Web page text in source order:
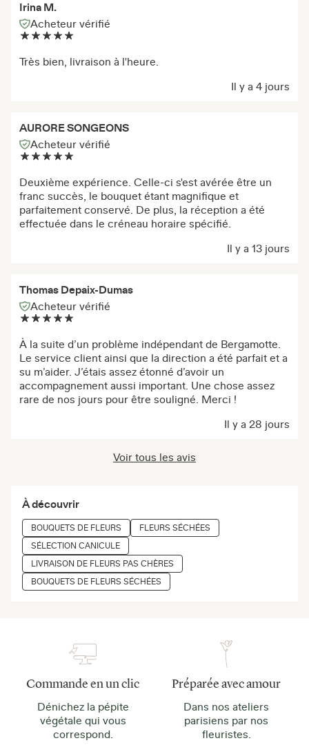
Irina M.
Acheteur vérifié
Très bien, livraison à l'heure.
Il y a 4 jours
AURORE SONGEONS
Acheteur vérifié
Deuxième expérience. Celle-ci s'est avérée être un
franc succès, le bouquet étant magnifique et
parfaitement conservé. De plus, la réception a été
effectuée dans le créneau horaire spécifié.
Il y a 13 jours
Thomas Depaix-Dumas
Acheteur vérifié
À la suite d’un problème indépendant de Bergamotte.
Le service client ainsi que la direction a été parfait et a
su m’aider. J’étais assez étonné d’avoir un
accompagnement aussi important. Une chose assez
rare de nos jours pour être souligné. Merci !
Il y a 28 jours
Voir tous les avis
À découvrir
BOUQUETS DE FLEURS FLEURS SÉCHÉES
SÉLECTION CANICULE
LIVRAISON DE FLEURS PAS CHÈRES
BOUQUETS DE FLEURS SÉCHÉES
Commande en un clic
Dénichez la pépite
végétale qui vous
correspond.
Préparée avec amour
Dans nos ateliers
parisiens par nos
fleuristes.